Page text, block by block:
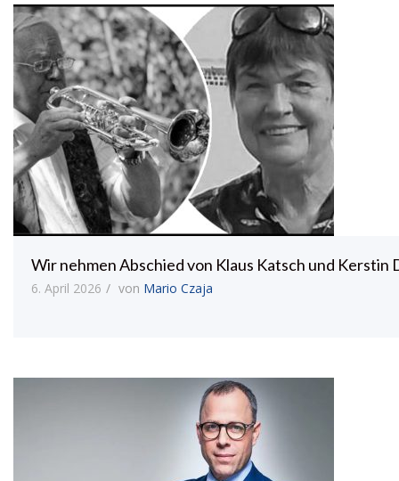
Wir nehmen Abschied von Klaus Katsch und Kerstin
6. April 2026 von Mario Czaja